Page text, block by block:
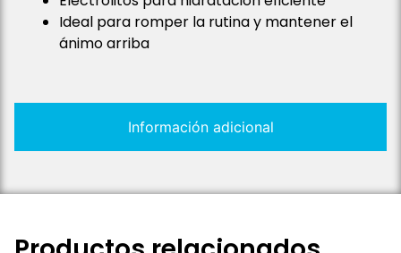
Información adicional
Ideal para romper la rutina y mantener el
ánimo arriba